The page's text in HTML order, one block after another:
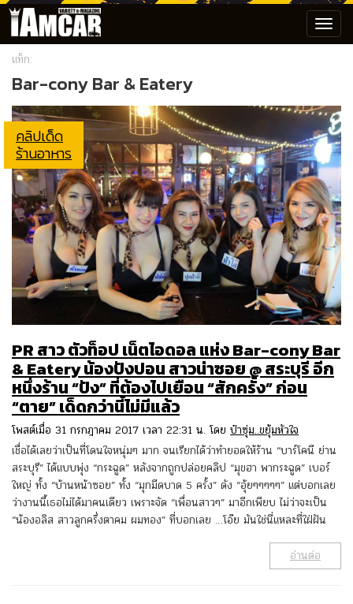
แท็ก:
Bar-cony Bar & Eatery
คลิปเด็ด
ร้านอาหาร
PR สาว ตัวท็อป เน็ตไอดอล แห่ง Bar-cony Bar
& Eatery น้องปังปอน สาวน่าซอย @ สระบุรี อีก
หนึ่งร้าน “ปัง” ที่ต้องไปเยือน “สักครั้ง” ก่อน
“ตาย” เด็ดกว่านี้ไม่มีแล้ว
โพสต์เมื่อ 31 กรกฎาคม 2017 เวลา 22:31 น. โดย ป๋าซุ่ม..ขยุ้มหัวใจ
เชื่อได้เลยว่าเป็นที่โดนใจหนุ่มๆ มาก จนเรียกได้ว่าทำยอดให้ร้าน “บาร์โคนี ย่าน
สระบุรี” ได้แบบพุ่ง “กระฉูด” หลังจากถูกปล่อยคลิป “มุขฮา พากระฉูด” เบอร์
ใหญ่ ทั้ง “บ้านหน้าซอย” ทั้ง “มุกมีดบาด 5 ครั้ง” ดัง “อุ้ยๆๆๆๆๆ” แต่บอกเลย
ว่างานนี้เธอไม่ได้มาคนเดียว เพราะจัด “เพื่อนสาวๆ” มาอีกเพียบ ไม่ว่าจะเป็น
“น้องอลิส สาวลูกครึ่งตาคม ผมทอง” ที่บอกเลย …โอ๊ย มันใช่นี่แหละที่ใฝ่ฝัน
อ่านต่อ